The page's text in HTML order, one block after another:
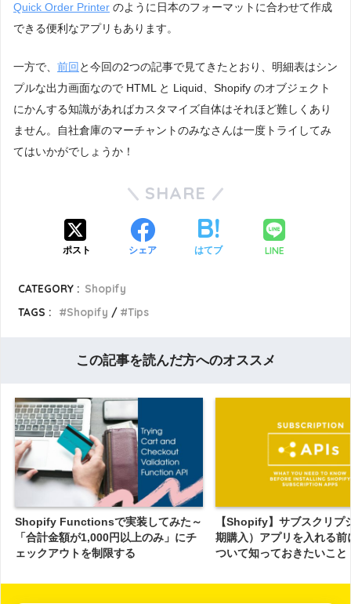
Quick Order Printer のように日本のフォーマットに合わせて作成
できる便利なアプリもあります。
一方で、 前回 と今回の2つの記事で見てきたとおり、明細表はシン
プルな出力画面なので HTML と Liquid、Shopify のオブジェクト
にかんする知識があればカスタマイズ自体はそれほど難しくあり
ません。自社倉庫のマーチャントのみなさんは一度トライしてみ
てはいかがでしょうか！
SHARE
ポスト シェア はてブ LINE
CATEGORY : Shopify
TAGS :
Shopify Tips
この記事を読んだ方へのオススメ
Shopify Functionsで実装してみた～
「合計金額が1,000円以上のみ」にチ
ェックアウトを制限する
【Shopify】サブスクリプ
期購入）アプリを入れる前
ついて知っておきたいこと